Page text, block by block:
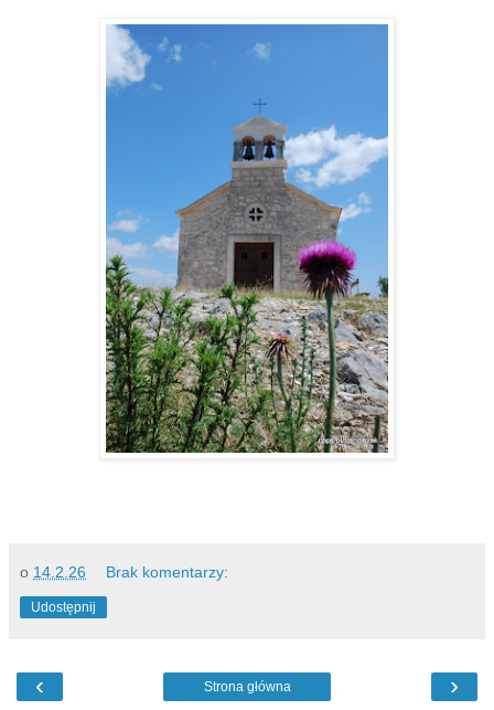
o 14.2.26 Brak komentarzy:
Udostępnij
‹ ›
Strona główna